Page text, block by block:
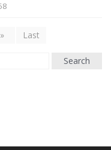
» Last
Search